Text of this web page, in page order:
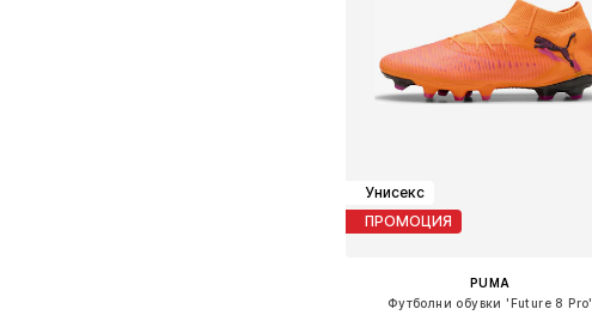
Унисекс
ПРОМОЦИЯ
PUMA
Футболни обувки 'Future 8 Pro'